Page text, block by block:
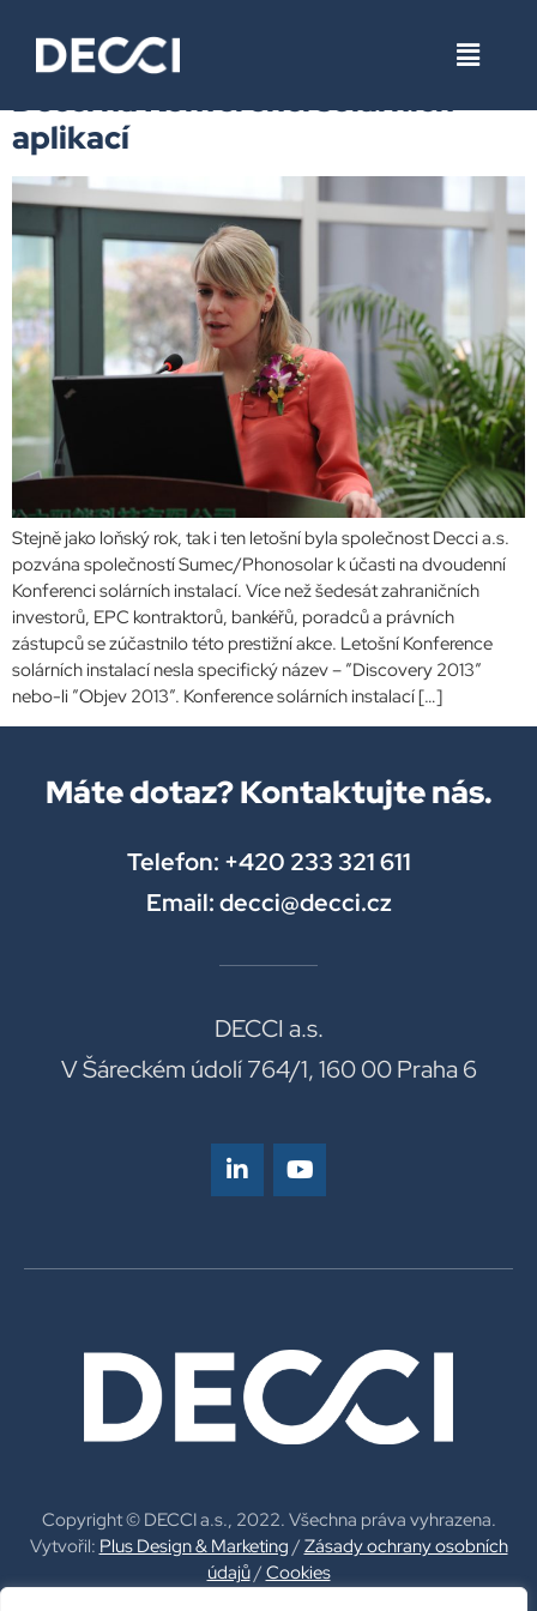
Štítek:Objev 2013
Decci na Konferenci solárních
aplikací
Stejně jako loňský rok, tak i ten letošní byla společnost Decci a.s.
pozvána společností Sumec/Phonosolar k účasti na dvoudenní
Konferenci solárních instalací. Více než šedesát zahraničních
investorů, EPC kontraktorů, bankéřů, poradců a právních
zástupců se zúčastnilo této prestižní akce. Letošní Konference
solárních instalací nesla specifický název – ”Discovery 2013”
nebo-li ”Objev 2013”. Konference solárních instalací […]
Máte dotaz? Kontaktujte nás.
Telefon: +420 233 321 611
Email: decci@decci.cz
DECCI a.s.
V Šáreckém údolí 764/1, 160 00 Praha 6
Copyright © DECCI a.s., 2022. Všechna práva vyhrazena.
Vytvořil: Plus Design & Marketing /Zásady ochrany osobních
údajů/Cookies